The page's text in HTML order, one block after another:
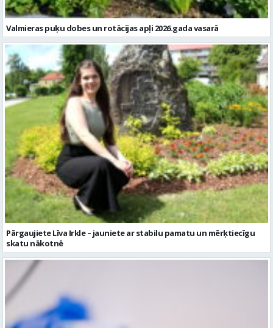
Valmieras puķu dobes un rotācijas apļi 2026.gada vasarā
Pārgaujiete Līva Irkle – jauniete ar stabilu pamatu un mērķtiecīgu
skatu nākotnē